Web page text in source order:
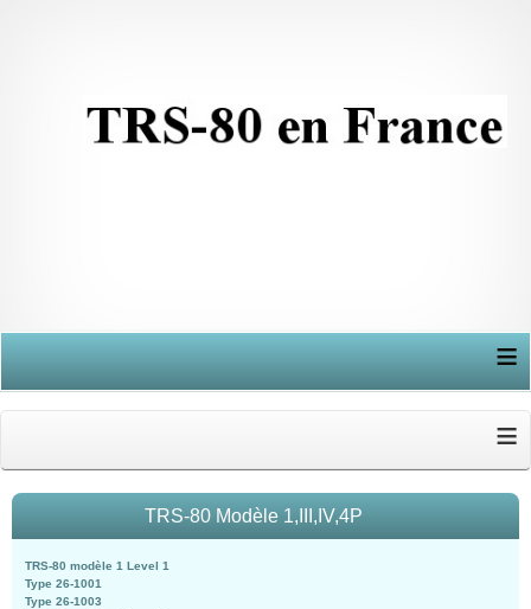
≡
≡
TRS-80 Modèle 1,III,IV,4P
TRS-80 modèle 1 Level 1
Type 26-1001
Type 26-1003